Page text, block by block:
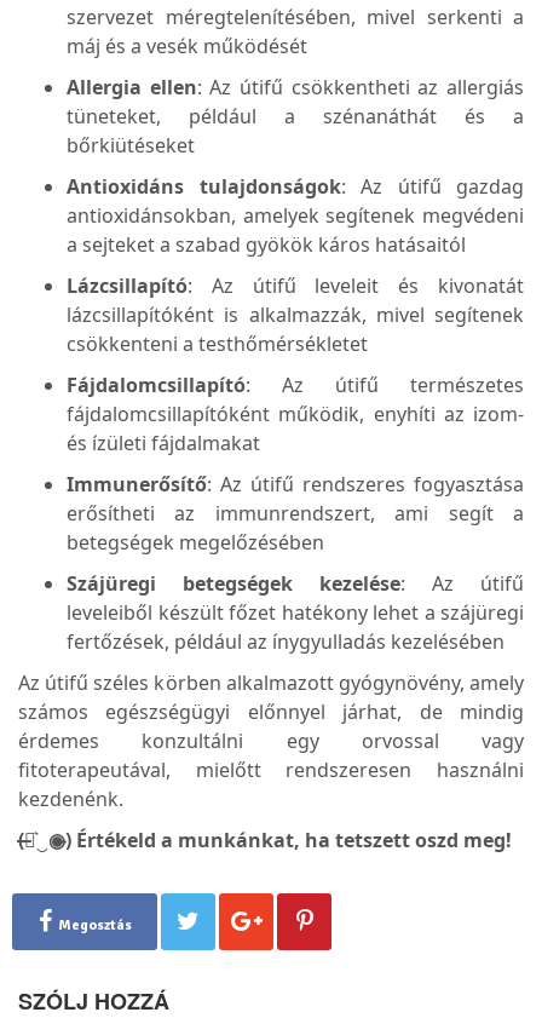
szervezet méregtelenítésében, mivel serkenti a
máj és a vesék működését​
Allergia ellen: Az útifű csökkentheti az allergiás
tüneteket, például a szénanáthát és a
bőrkiütéseket​
Antioxidáns tulajdonságok: Az útifű gazdag
antioxidánsokban, amelyek segítenek megvédeni
a sejteket a szabad gyökök káros hatásaitól​
Lázcsillapító: Az útifű leveleit és kivonatát
lázcsillapítóként is alkalmazzák, mivel segítenek
csökkenteni a testhőmérsékletet​
Fájdalomcsillapító: Az útifű természetes
fájdalomcsillapítóként működik, enyhíti az izom-
és ízületi fájdalmakat​
Immunerősítő: Az útifű rendszeres fogyasztása
erősítheti az immunrendszert, ami segít a
betegségek megelőzésében​
Szájüregi betegségek kezelése: Az útifű
leveleiből készült főzet hatékony lehet a szájüregi
fertőzések, például az ínygyulladás kezelésében​
Az útifű széles körben alkalmazott gyógynövény, amely
számos egészségügyi előnnyel járhat, de mindig
érdemes konzultálni egy orvossal vagy
fitoterapeutával, mielőtt rendszeresen használni
kezdenénk.
(̶◉͛‿◉̶) Értékeld a munkánkat, ha tetszett oszd meg!
Megosztás
SZÓLJ HOZZÁ